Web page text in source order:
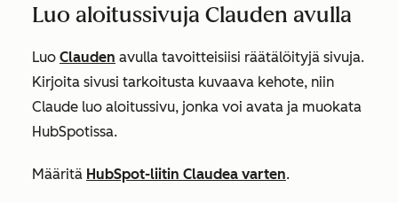
Luo aloitussivuja Clauden avulla
Luo Clauden avulla tavoitteisiisi räätälöityjä sivuja.
Kirjoita sivusi tarkoitusta kuvaava kehote, niin
Claude luo aloitussivu, jonka voi avata ja muokata
HubSpotissa.
Määritä HubSpot-liitin Claudea varten.